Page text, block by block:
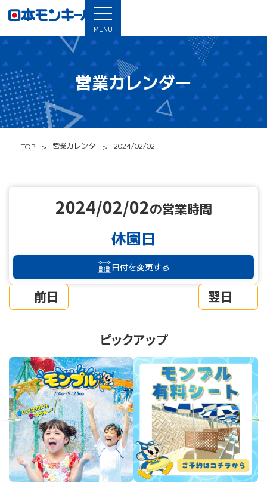
MENU
営業カレンダー
TOP 営業カレンダー 2024/02/02
前日
2024/02/02の営業時間
休園日
日付を変更する
翌日
ピックアップ
Next